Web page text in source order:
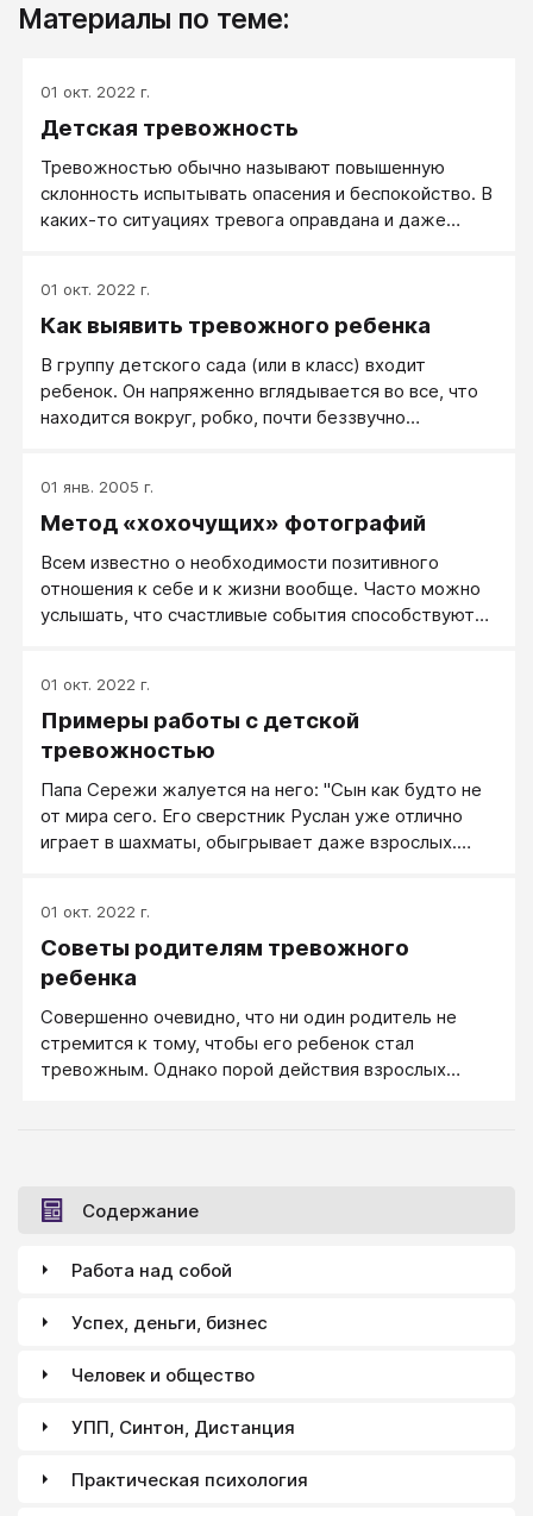
Материалы по теме:
01 окт. 2022 г.
Детская тревожность
Тревожностью обычно называют повышенную
склонность испытывать опасения и беспокойство. В
каких-то ситуациях тревога оправдана и даже
называемая ситуативная тревожность.
01 окт. 2022 г.
Как выявить тревожного ребенка
В группу детского сада (или в класс) входит
ребенок. Он напряженно вглядывается во все, что
находится вокруг, робко, почти беззвучно
либо неприятностей.
01 янв. 2005 г.
Метод «хохочущих» фотографий
Всем известно о необходимости позитивного
отношения к себе и к жизни вообще. Часто можно
услышать, что счастливые события способствуют
рекомендация: посмотри в зеркало, улыбнись и за
что-нибудь себя непременно похвали. Возникает
вопрос: а можно ли в лечебных целях
фиксированными положительными эмоциями?
Экспериментальным путем я постарался найти
ответ. Начал с того, что просмотрел собственные
01 окт. 2022 г.
Примеры работы с детской
тревожностью
Папа Сережи жалуется на него: "Сын как будто не
от мира сего. Его сверстник Руслан уже отлично
играет в шахматы, обыгрывает даже взрослых.
уже три раза выступала на концерте в районной
библиотеке. Сергей же бросил музыкальную школу
через два месяца после начала учебного года... И
серьезным, а готов только часами возиться с
проводами".
01 окт. 2022 г.
Советы родителям тревожного
ребенка
Совершенно очевидно, что ни один родитель не
стремится к тому, чтобы его ребенок стал
тревожным. Однако порой действия взрослых
Содержание
Работа над собой
Успех, деньги, бизнес
Человек и общество
УПП, Синтон, Дистанция
Практическая психология